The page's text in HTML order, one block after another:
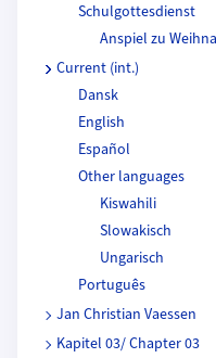
Schulgottesdienst
Anspiel zu
Current (int.)
Dansk
English
Español
Other languages
Kiswahili
Slowakisch
Ungarisch
Português
Jan Christian Vaessen
Kapitel 03/ Chapter 03